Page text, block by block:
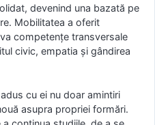
devenind una bazată pe
Mobilitatea a oferit
competențe transversale
civic, empatia și gândirea
cu ei nu doar amintiri
asupra propriei formări.